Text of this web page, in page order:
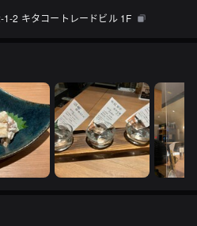
2 キタコートレードビル 1F